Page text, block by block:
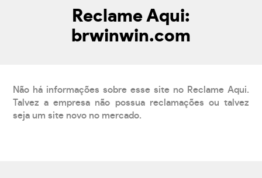
Reclame Aqui:
brwinwin.com
Não há informações sobre esse site no Reclame Aqui.
Talvez a empresa não possua reclamações ou talvez
seja um site novo no mercado.